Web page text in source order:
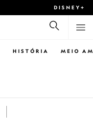
DISNEY+
HISTÓRIA MEIO